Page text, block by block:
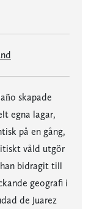
skapade
egna lagar,
på en gång,
våld utgör
bidragit till
geografi i
de Juarez